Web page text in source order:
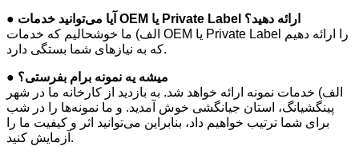
● آیا می‌توانید خدمات OEM یا Private Label ارائه دهید؟
الف) ما خوشحالیم که خدمات OEM یا Private Label را ارائه دهیم
که به نیازهای شما بستگی دارد.
● میشه یه نمونه برام بفرستی؟
الف) خدمات نمونه ارائه خواهد شد. به بازدید از کارخانه ما در شهر
پینگشیانگ، استان جیانگشی خوش آمدید. و ما نمونه‌ها را در شب
برای شما ترتیب خواهیم داد، بنابراین می‌توانید اثر و کیفیت ما را
آزمایش کنید.